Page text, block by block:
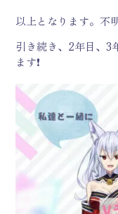
以上となります。不
引き続き、2年目、3
ます❗